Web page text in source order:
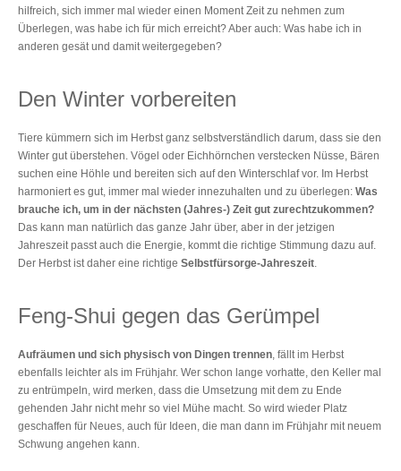
hilfreich, sich immer mal wieder einen Moment Zeit zu nehmen zum
Überlegen, was habe ich für mich erreicht? Aber auch: Was habe ich in
anderen gesät und damit weitergegeben?
Den Winter vorbereiten
Tiere kümmern sich im Herbst ganz selbstverständlich darum, dass sie den
Winter gut überstehen. Vögel oder Eichhörnchen verstecken Nüsse, Bären
suchen eine Höhle und bereiten sich auf den Winterschlaf vor. Im Herbst
harmoniert es gut, immer mal wieder innezuhalten und zu überlegen: Was
brauche ich, um in der nächsten (Jahres-) Zeit gut zurechtzukommen?
Das kann man natürlich das ganze Jahr über, aber in der jetzigen
Jahreszeit passt auch die Energie, kommt die richtige Stimmung dazu auf.
Der Herbst ist daher eine richtige Selbstfürsorge-Jahreszeit
Feng-Shui gegen das Gerümpel
Aufräumen und sich physisch von Dingen trennen , fällt im Herbst
ebenfalls leichter als im Frühjahr. Wer schon lange vorhatte, den Keller mal
zu entrümpeln, wird merken, dass die Umsetzung mit dem zu Ende
gehenden Jahr nicht mehr so viel Mühe macht. So wird wieder Platz
geschaffen für Neues, auch für Ideen, die man dann im Frühjahr mit neuem
Schwung angehen kann.